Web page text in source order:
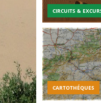
CIRCUITS &
CARTOTHÉQUES